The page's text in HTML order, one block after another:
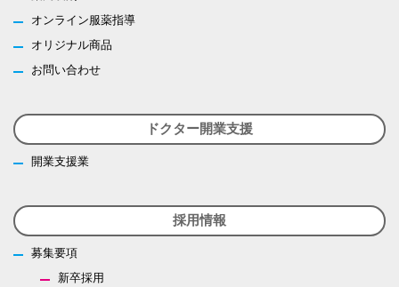
オンライン服薬指導
オリジナル商品
お問い合わせ
ドクター開業支援
開業支援業
採用情報
募集要項
新卒採用